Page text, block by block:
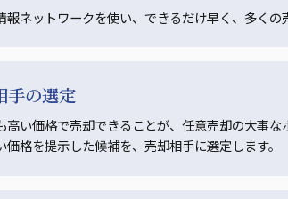
報ネットワークを使い、できるだけ早く、多くの
手の選定
高い価格で売却できることが、任意売却の大事な
価格を提示した候補を、売却相手に選定します。